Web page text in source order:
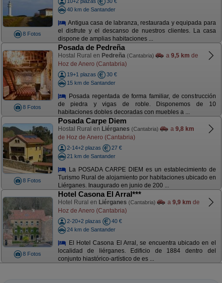
8 Fotos
40 km de Santander
Antigua casa de labranza, restaurada y equipada para
el disfrute y el descanso de nuestros clientes. La casa
dispone de amplias habitaciones ...
8 Fotos
Posada de Pedreña
Hostal Rural en Pedreña (Cantabria) a 9,5 km de
Hoz de Anero (Cantabria)
19+1 plazas
30 €
15 km de Santander
Posada regentada de forma familiar, de construcción
de piedra y vigas de roble. Disponemos de 10
habitaciones dobles decoradas con muebles a ...
8 Fotos
Posada Carpe Diem
Hostal Rural en Liérganes (Cantabria) a 9,8 km
de Hoz de Anero (Cantabria)
2-14+2 plazas
27 €
21 km de Santander
La POSADA CARPE DIEM es un establecimiento de
Turismo Rural de alojamiento por habitaciones ubicado en
Liérganes. Inaugurado en junio de 200 ...
8 Fotos
Hotel Casona El Arral***
Hotel Rural en Liérganes (Cantabria) a 9,9 km de
Hoz de Anero (Cantabria)
2-20+2 plazas
40 €
24 km de Santander
El Hotel Casona El Arral, se encuentra ubicado en el
localidad de liérganes. Edificio de 1884 dentro del
conjunto hiastórico-artístico de es ...